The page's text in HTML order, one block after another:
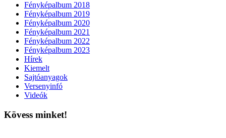
Fényképalbum 2018
Fényképalbum 2019
Fényképalbum 2020
Fényképalbum 2021
Fényképalbum 2022
Fényképalbum 2023
Hírek
Kiemelt
Sajtóanyagok
Versenyinfó
Videók
Kövess minket!